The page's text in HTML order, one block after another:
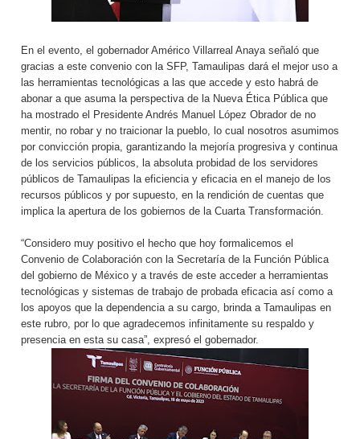
En el evento, el gobernador Américo Villarreal Anaya señaló que
gracias a este convenio con la SFP, Tamaulipas dará el mejor uso a
las herramientas tecnológicas a las que accede y esto habrá de
abonar a que asuma la perspectiva de la Nueva Ética Pública que
ha mostrado el Presidente Andrés Manuel López Obrador de no
mentir, no robar y no traicionar la pueblo, lo cual nosotros asumimos
por convicción propia, garantizando la mejoría progresiva y continua
de los servicios públicos, la absoluta probidad de los servidores
públicos de Tamaulipas la eficiencia y eficacia en el manejo de los
recursos públicos y por supuesto, en la rendición de cuentas que
implica la apertura de los gobiernos de la Cuarta Transformación.
“Considero muy positivo el hecho que hoy formalicemos el
Convenio de Colaboración con la Secretaría de la Función Pública
del gobierno de México y a través de este acceder a herramientas
tecnológicas y sistemas de trabajo de probada eficacia así como a
los apoyos que la dependencia a su cargo, brinda a Tamaulipas en
este rubro, por lo que agradecemos infinitamente su respaldo y
presencia en esta su casa”, expresó el gobernador.